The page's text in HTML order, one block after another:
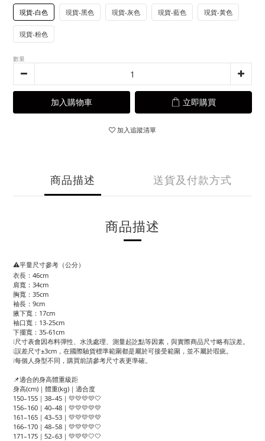
現貨-白色 現貨-黑色 現貨-灰色 現貨-藍色 現貨-黃色
現貨-粉色
數量
加入購物車 立即購買
加入追蹤清單
商品描述 送貨及付款方式
商品描述
⚠️平量尺寸參考（公分）
衣長：46cm
肩寬：34cm
胸寬：35cm
袖長：9cm
腋下寬：17cm
袖口寬：13-25cm
下擺寬：35-61cm
❕尺寸表會因布料彈性、水洗處理、測量起訖點等因素，與實際商品尺寸略有誤差。
❕誤差尺寸±3cm，在國際驗貨標準範圍都是屬於可接受範圍，並不屬於瑕疵。
❕每個人身型不同，購買前請參考尺寸表更準確。
📌適合的身高體重級距
身高(cm)｜體重(kg)｜適合度
150–155｜38–45｜💛💛💛💛🤍
156–160｜40–48｜💛💛💛💛💛
161–165｜43–53｜💛💛💛💛💛
166–170｜48–58｜💛💛💛💛🤍
171–175｜52–63｜💛💛💛🤍🤍